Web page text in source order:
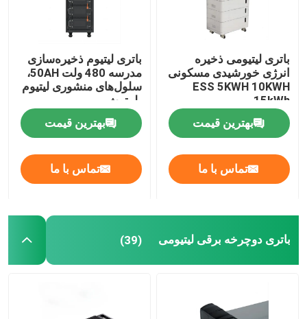
باتری لیتیومی ذخیره
انرژی خورشیدی مسکونی
ESS 5KWH 10KWH
15kWh
بهترین قیمت
تماس با ما
باتری لیتیوم ذخیره‌سازی
مدرسه 480 ولت 50AH،
سلول‌های منشوری لیتیوم
بلوتوث
بهترین قیمت
تماس با ما
باتری دوچرخه برقی لیتیومی (39)